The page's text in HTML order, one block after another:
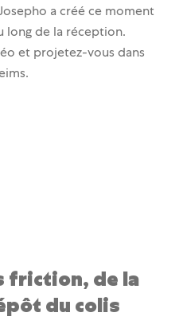
a créé ce moment
long de la réception.
et projetez-vous dans
friction, de la
du colis